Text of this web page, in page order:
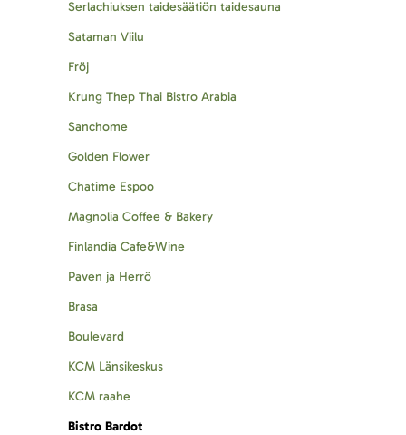
Serlachiuksen taidesäätiön taidesauna
Sataman Viilu
Fröj
Krung Thep Thai Bistro Arabia
Sanchome
Golden Flower
Chatime Espoo
Magnolia Coffee & Bakery
Finlandia Cafe&Wine
Paven ja Herrö
Brasa
Boulevard
KCM Länsikeskus
KCM raahe
Bistro Bardot